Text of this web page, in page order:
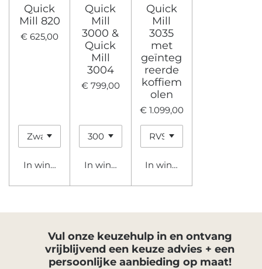
Quick
Mill 820
€ 625,00
In winkelwagen
Quick
Mill
3000 &
Quick
Mill
3004
€ 799,00
In winkelwagen
Quick
Mill
3035
met
geïnteg
reerde
koffiem
olen
€ 1.099,00
In winkelwagen
Vul onze keuzehulp in en ontvang
vrijblijvend een keuze advies + een
persoonlijke aanbieding op maat!